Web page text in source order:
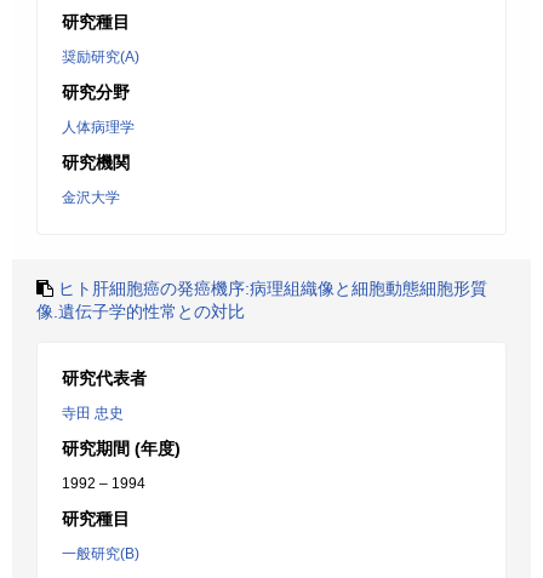
研究種目
奨励研究(A)
研究分野
人体病理学
研究機関
金沢大学
ヒト肝細胞癌の発癌機序:病理組織像と細胞動態細胞形質
像.遺伝子学的性常との対比
研究代表者
寺田 忠史
研究期間 (年度)
1992 – 1994
研究種目
一般研究(B)